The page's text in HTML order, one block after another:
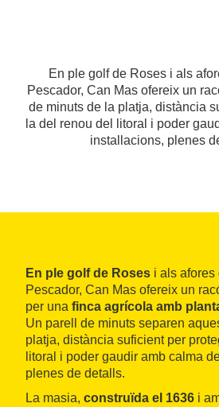
En ple golf de Roses i als
Pescador, Can Mas ofereix un
de minuts de la platja, distància
la del renou del litoral i poder
installacions, plenes
En ple golf de Roses i als afores
Pescador, Can Mas ofereix un
per una finca agrícola amb
Un parell de minuts separen
platja, distància suficient per
litoral i poder gaudir amb calma
plenes de detalls.
La masia, construïda el 1636 i